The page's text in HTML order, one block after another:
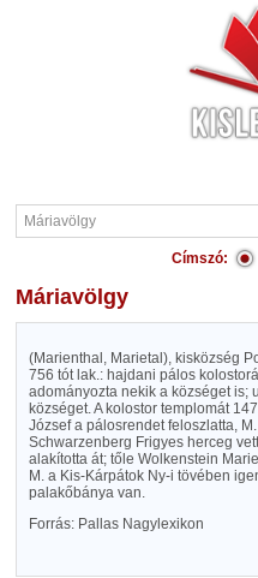
Címszó:
Máriavölgy
(Marienthal, Marietal), kisközség
756 tót lak.: hajdani pálos
adományozta nekik a községet is;
községet. A kolostor templomát
József a pálosrendet feloszlatta,
Schwarzenberg Frigyes herceg
alakította át; tőle Wolkenstein
M. a Kis-Kárpátok Ny-i tövében
palakőbánya van.
Forrás: Pallas Nagylexikon